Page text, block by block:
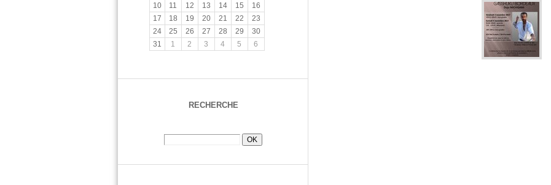
10
11 12 13 14 15
16
17
18 19 20 21 22
23
24
25 26 27 28 29
30
31
1 2 3 4 5 6
RECHERCHE